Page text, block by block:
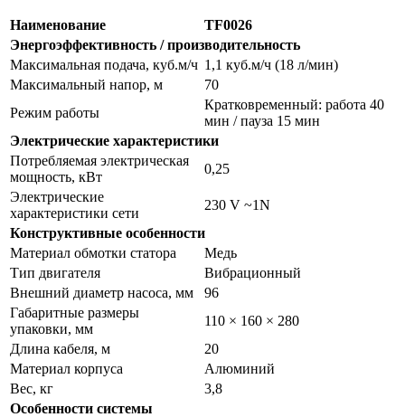
Наименование
TF0026
Энергоэффективность / производительность
Максимальная подача, куб.м/ч 1,1 куб.м/ч (18 л/мин)
Максимальный напор, м
70
Режим работы
Кратковременный: работа 40
мин / пауза 15 мин
Электрические характеристики
Потребляемая электрическая
мощность, кВт
0,25
Электрические
характеристики сети
230 V ~1N
Конструктивные особенности
Материал обмотки статора
Медь
Тип двигателя
Вибрационный
Внешний диаметр насоса, мм
96
Габаритные размеры
упаковки, мм
110 × 160 × 280
Длина кабеля, м
20
Материал корпуса
Алюминий
Вес, кг
3,8
Особенности системы